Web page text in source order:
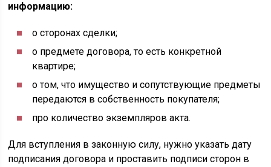
информацию:
о сторонах сделки;
о предмете договора, то есть конкретной
квартире;
о том, что имущество и сопутствующие предметы
передаются в собственность покупателя;
про количество экземпляров акта.
Для вступления в законную силу, нужно указать дату
подписания договора и проставить подписи сторон в